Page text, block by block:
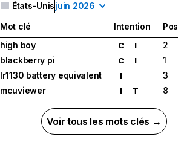
États-Unisjuin 2026
Mot clé Intention
high boy
C I
2
blackberry pi
C I
1
lr1130 battery equivalent
I
3
mcuviewer
I T 8
Voir tous les mots clés →